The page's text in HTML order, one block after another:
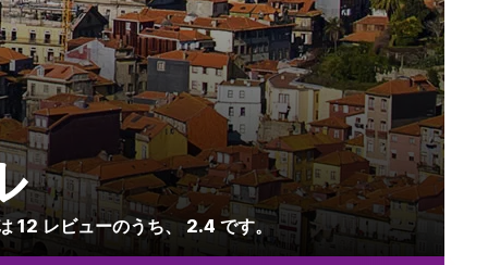
12 レビューのうち、 2.4 です。